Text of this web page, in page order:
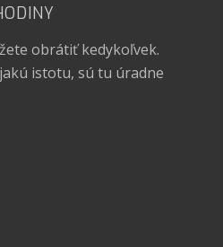
obrátiť kedykoľvek.
istotu, sú tu úradne